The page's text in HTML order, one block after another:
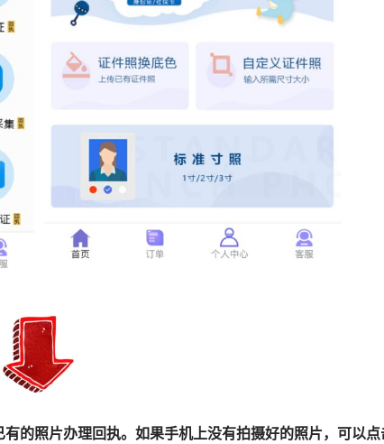
的照片办理回执。如果手机上没有拍摄好的照片，可以点